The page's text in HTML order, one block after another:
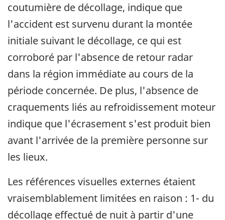
coutumière de décollage, indique que
l'accident est survenu durant la montée
initiale suivant le décollage, ce qui est
corroboré par l'absence de retour radar
dans la région immédiate au cours de la
période concernée. De plus, l'absence de
craquements liés au refroidissement moteur
indique que l'écrasement s'est produit bien
avant l'arrivée de la première personne sur
les lieux.
Les références visuelles externes étaient
vraisemblablement limitées en raison : 1- du
décollage effectué de nuit à partir d'une